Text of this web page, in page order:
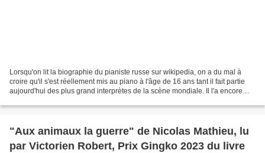
Lorsqu'on lit la biographie du pianiste russe sur wikipedia, on a du mal à
croire qu'il s'est réellement mis au piano à l'âge de 16 ans tant il fait partie
aujourd'hui des plus grand interprètes de la scène mondiale. Il l'a encore
"Aux animaux la guerre" de Nicolas Mathieu, lu
par Victorien Robert, Prix Gingko 2023 du livre